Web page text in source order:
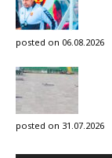
posted on 06.08.2026
posted on 31.07.2026